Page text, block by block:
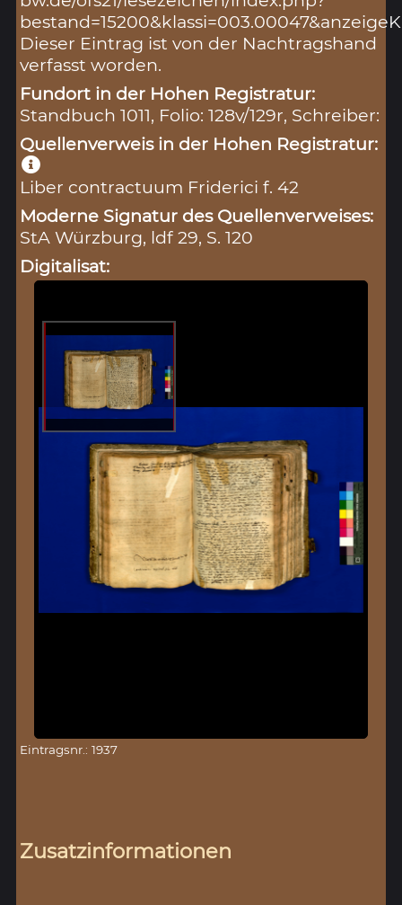
Dieser Eintrag ist von der Nachtragshand
verfasst worden.
Fundort in der Hohen Registratur:
Standbuch 1011, Folio: 128v/129r, Schreiber:
Quellenverweis in der Hohen Registratur:
Liber contractuum Friderici f. 42
Moderne Signatur des Quellenverweises:
StA Würzburg, ldf 29, S. 120
Digitalisat:
Eintragsnr.: 1937
Zusatzinformationen